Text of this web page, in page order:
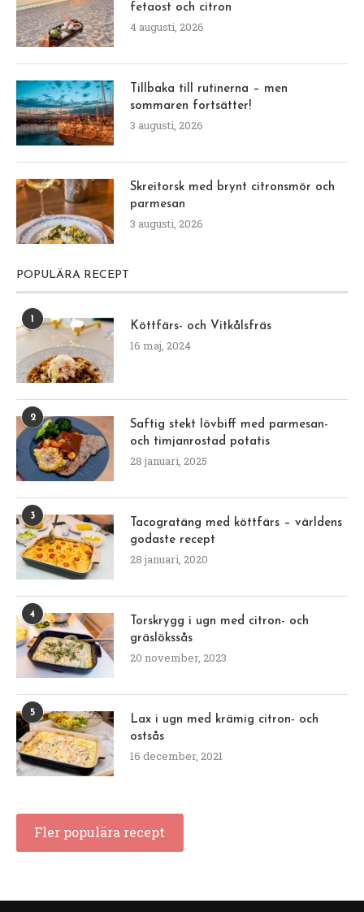
fetaost och citron
4 augusti, 2026
Tillbaka till rutinerna – men
sommaren fortsätter!
3 augusti, 2026
Skreitorsk med brynt citronsmör och
parmesan
3 augusti, 2026
POPULÄRA RECEPT
1
Köttfärs- och Vitkålsfräs
16 maj, 2024
2
Saftig stekt lövbiff med parmesan-
och timjanrostad potatis
28 januari, 2025
3
Tacogratäng med köttfärs – världens
godaste recept
28 januari, 2020
4
Torskrygg i ugn med citron- och
gräslökssås
20 november, 2023
5
Lax i ugn med krämig citron- och
ostsås
16 december, 2021
Fler populära recept